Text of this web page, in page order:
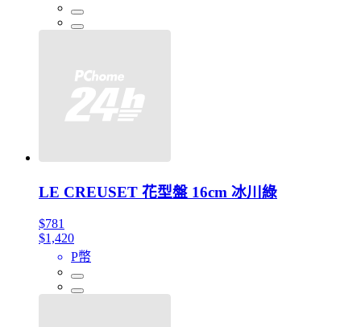
LE CREUSET 花型盤 16cm 冰川綠
$781
$1,420
P幣